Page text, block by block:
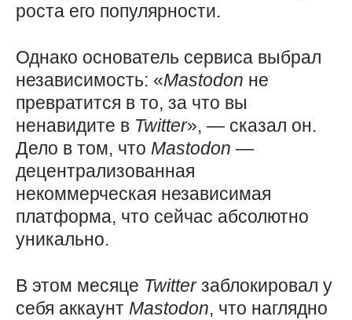
роста его популярности.
Однако основатель сервиса выбрал
независимость: «Mastodon не
превратится в то, за что вы
ненавидите в Twitter», — сказал он.
Дело в том, что Mastodon —
децентрализованная
некоммерческая независимая
платформа, что сейчас абсолютно
уникально.
В этом месяце Twitterзаблокировал у
себя аккаунт Mastodon, что наглядно